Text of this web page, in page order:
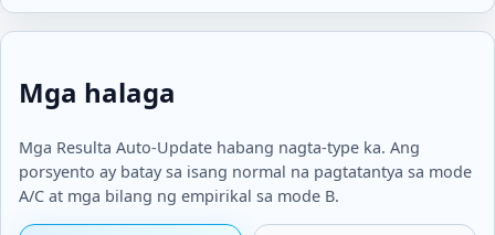
Mga halaga
Mga Resulta Auto-Update habang nagta-type ka. Ang
porsyento ay batay sa isang normal na pagtatantya sa mode
A/C at mga bilang ng empirikal sa mode B.